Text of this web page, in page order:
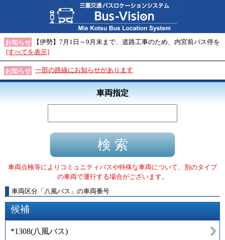
お知らせ
【伊勢】7月1日～9月末まで、道路工事のため、内宮前バス停を
[すべてを表示]
お知らせ 一部の路線にお知らせがあります
車両指定
車両点検等によりコミュニティバスや特殊な車両について、別のタイプ
の車両で運行する場合がございます。
車両区分 「 八風バス 」 の車両番号
候補
*1308(八風バス)